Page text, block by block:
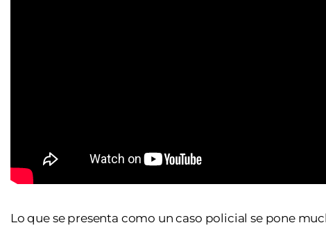
Lo que se presenta como un caso policial se pone